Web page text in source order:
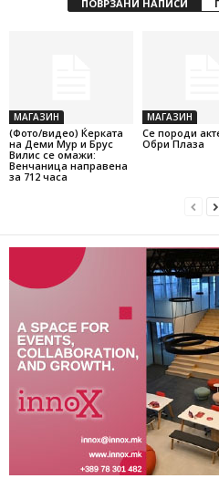
ПОВРЗАНИ НАПИСИ
МАГАЗИН
(Фото/видео) Ќерката
на Деми Мур и Брус
Вилис се омажи:
Венчаница направена
за 712 часа
МАГАЗИН
Се породи
Обри Плаза